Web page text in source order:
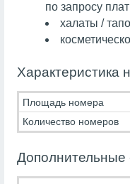
по запросу
халаты /
Характеристика
Площадь номера
Количество номеров
Дополнительные